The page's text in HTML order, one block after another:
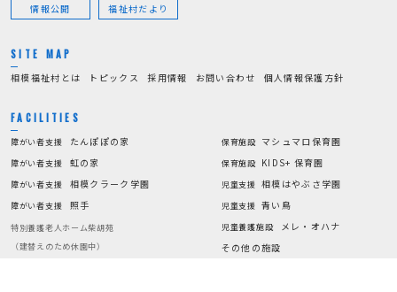
情報公開 福祉村だより
SITE MAP
相模福祉村とは トピックス 採用情報 お問い合わせ 個人情報保護方針
FACILITIES
障がい者支援 たんぽぽの家
障がい者支援 虹の家
障がい者支援 相模クラーク学園
障がい者支援 照手
特別養護老人ホーム柴胡苑
（建替えのため休園中）
保育施設 マシュマロ保育園
保育施設 KIDS+ 保育園
児童支援 相模はやぶさ学園
児童支援 青い鳥
児童養護施設
メレ・オハナ
その他の施設